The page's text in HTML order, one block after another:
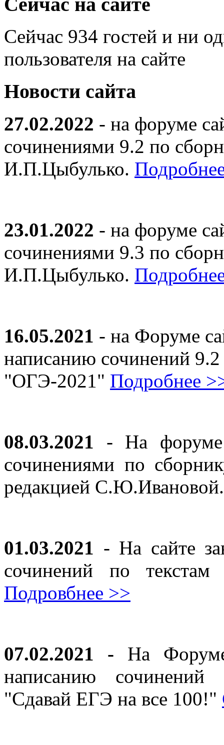
Сейчас 934 гостей и ни
пользователя на сайте
Новости сайта
27.02.2022 - на форуме
сочинениями 9.2 по
И.П.Цыбулько.
23.01.2022 - на форуме
сочинениями 9.3 по
И.П.Цыбулько.
16.05.2021 - на Форуме
написанию сочинений
"ОГЭ-2021" Подробнее
08.03.2021 - На форуме
сочинениями по
редакцией
01.03.2021 - На сайте
сочинений по
Подровбнее >>
07.02.2021 - На
написанию
"Сдавай ЕГЭ на все 100!"